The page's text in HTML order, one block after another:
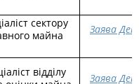
сектору
майна
Заява
відділу
Заява